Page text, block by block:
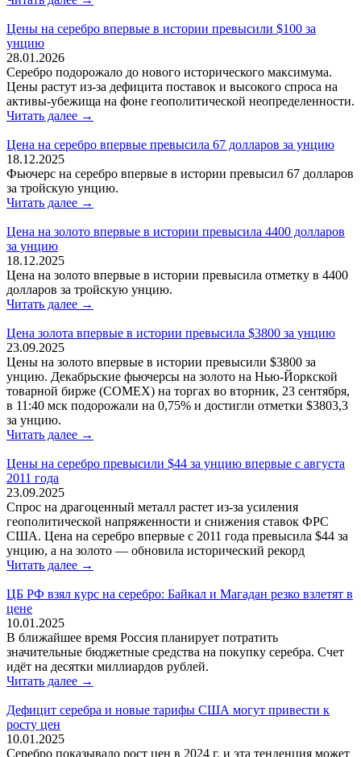
Цены на серебро впервые в истории превысили $100 за
унцию
28.01.2026
Серебро подорожало до нового исторического максимума.
Цены растут из-за дефицита поставок и высокого спроса на
активы-убежища на фоне геополитической неопределенности.
Читать далее →
Цена на серебро впервые превысила 67 долларов за унцию
18.12.2025
Фьючерс на серебро впервые в истории превысил 67 долларов
за тройскую унцию.
Читать далее →
Цена на золото впервые в истории превысила 4400 долларов
за унцию
18.12.2025
Цена на золото впервые в истории превысила отметку в 4400
долларов за тройскую унцию.
Читать далее →
Цена золота впервые в истории превысила $3800 за унцию
23.09.2025
Цены на золото впервые в истории превысили $3800 за
унцию. Декабрьские фьючерсы на золото на Нью-Йоркской
товарной бирже (COMEX) на торгах во вторник, 23 сентября,
в 11:40 мск подорожали на 0,75% и достигли отметки $3803,3
за унцию.
Читать далее →
Цены на серебро превысили $44 за унцию впервые с августа
2011 года
23.09.2025
Спрос на драгоценный металл растет из-за усиления
геополитической напряженности и снижения ставок ФРС
США. Цена на серебро впервые с 2011 года превысила $44 за
унцию, а на золото — обновила исторический рекорд
Читать далее →
ЦБ РФ взял курс на серебро: Байкал и Магадан резко взлетят в
цене
10.01.2025
В ближайшее время Россия планирует потратить
значительные бюджетные средства на покупку серебра. Счет
идёт на десятки миллиардов рублей.
Читать далее →
Дефицит серебра и новые тарифы США могут привести к
росту цен
10.01.2025
Серебро показывало рост цен в 2024 г. и эта тенденция может